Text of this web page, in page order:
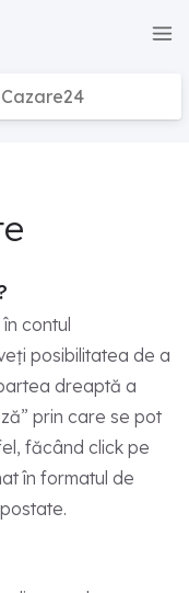
contul
posibilitatea de a
dreaptă a
prin care se pot
făcând click pe
în formatul de